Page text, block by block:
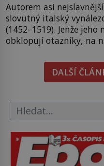
Autorem asi
slovutný italský
(1452–1519). Jenže
obklopují otazníky, na
pověsil Napoleon?
Bonaparte
tak si ji ještě jako první
DALŠÍ